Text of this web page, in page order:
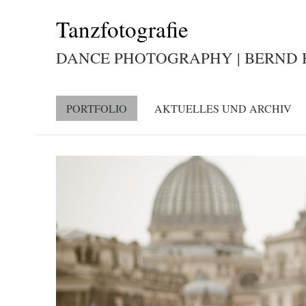
Tanzfotografie
DANCE PHOTOGRAPHY | BERND
PORTFOLIO AKTUELLES UND ARCHIV